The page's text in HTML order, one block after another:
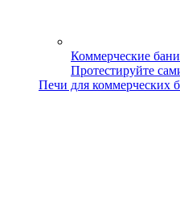
Коммерческие
Протестируйте
Печи для коммерческих